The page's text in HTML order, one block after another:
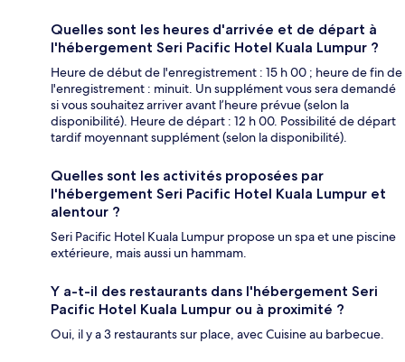
Quelles sont les heures d'arrivée et de départ à
l'hébergement Seri Pacific Hotel Kuala Lumpur ?
Heure de début de l'enregistrement : 15 h 00 ; heure de fin de
l'enregistrement : minuit. Un supplément vous sera demandé
si vous souhaitez arriver avant l’heure prévue (selon la
disponibilité). Heure de départ : 12 h 00. Possibilité de départ
tardif moyennant supplément (selon la disponibilité).
Quelles sont les activités proposées par
l'hébergement Seri Pacific Hotel Kuala Lumpur et
alentour ?
Seri Pacific Hotel Kuala Lumpur propose un spa et une piscine
extérieure, mais aussi un hammam.
Y a-t-il des restaurants dans l'hébergement Seri
Pacific Hotel Kuala Lumpur ou à proximité ?
Oui, il y a 3 restaurants sur place, avec Cuisine au barbecue.